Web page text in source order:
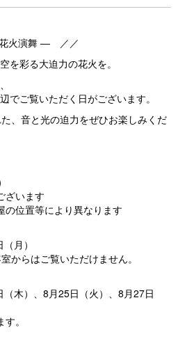
火演舞 ― ／／
を彩る大迫力の花火を。
でご覧いただく日がございます。
、音と光の迫力をぜひお楽しみくだ
ざいます
の位置等により異なります
月）
らはご覧いただけません。
木）、8月25日（火）、8月27日
。